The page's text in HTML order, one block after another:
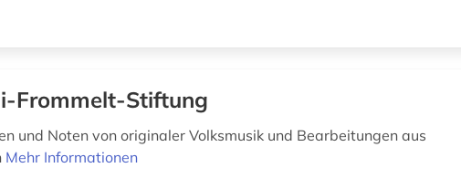
Frommelt-Stiftung
und Noten von originaler Volksmusik und Bearbeitungen aus
Mehr Informationen